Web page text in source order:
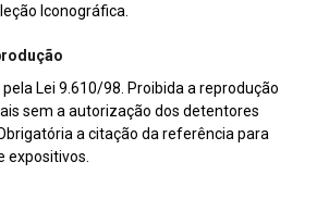
Iconográfica.
Lei 9.610/98. Proibida a reprodução
sem a autorização dos detentores
a citação da referência para
expositivos.